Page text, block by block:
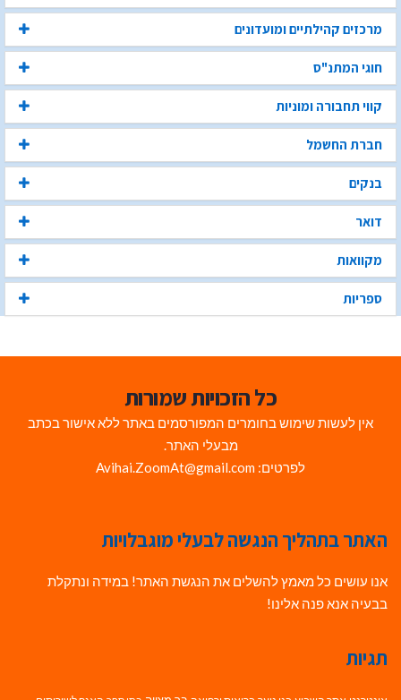
מרכזים קהילתיים ומועדונים
חוגי המתנ"ס
קווי תחבורה ומוניות
חברת החשמל
בנקים
דואר
מקוואות
ספריות
כל הזכויות שמורות
אין לעשות שימוש בחומרים המפורסמים באתר ללא אישור בכתב
מבעלי האתר.
לפרטים: Avihai.ZoomAt@gmail.com
האתר בתהליך הנגשה לבעלי מוגבלויות
אנו עושים כל מאמץ להשלים את הנגשת האתר! במידה ונתקלת
בבעיה אנא פנה אלינו!
תגיות